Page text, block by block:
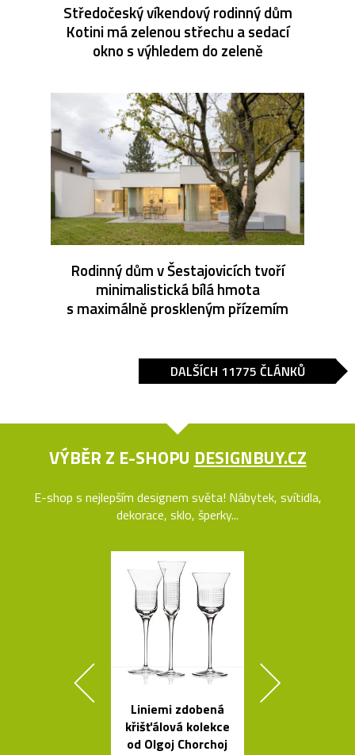
Středočeský víkendový rodinný dům
Kotini má zelenou střechu a sedací
okno s výhledem do zeleně
Rodinný dům v Šestajovicích tvoří
minimalistická bílá hmota
s maximálně proskleným přízemím
DALŠÍCH 11775 ČLÁNKŮ
VÝBĚR Z E-SHOPU DESIGNBUY.CZ
E-shop s nejlepším designem světa! Nábytek, svítidla,
dekorace, sklo, šperky...
Liniemi zdobená
křišťálová kolekce
od Olgoj Chorchoj